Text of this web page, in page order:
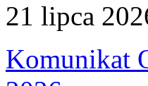
21 lipca
Komunikat